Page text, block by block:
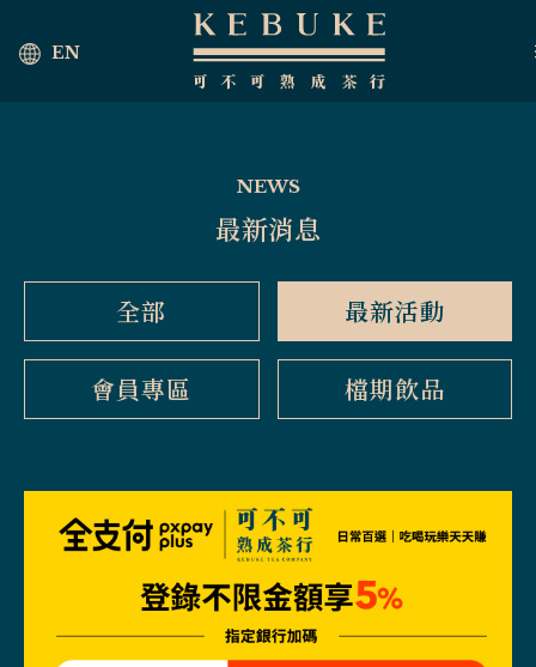
EN
NEWS
最新消息
全部 最新活動
會員專區 檔期飲品